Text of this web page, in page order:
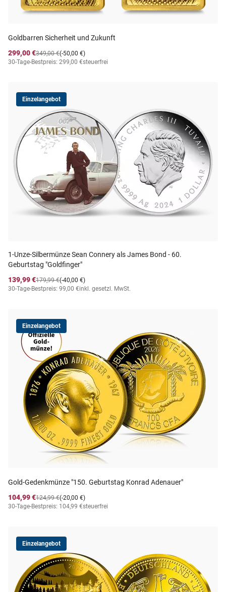
Goldbarren Sicherheit und Zukunft
299,00 €
(-50,00 €)
349,00 €
30-Tage-Bestpreis: 299,00 €steuerfrei
Einzelangebot
1-Unze-Silbermünze Sean Connery als James Bond - 60.
Geburtstag "Goldfinger"
139,99 €
(-40,00 €)
179,99 €
30-Tage-Bestpreis: 99,00 €inkl. gesetzl. MwSt.
Einzelangebot
Gold-Gedenkmünze "150. Geburtstag Konrad Adenauer"
104,99 €
(-20,00 €)
124,99 €
30-Tage-Bestpreis: 104,99 €steuerfrei
Einzelangebot